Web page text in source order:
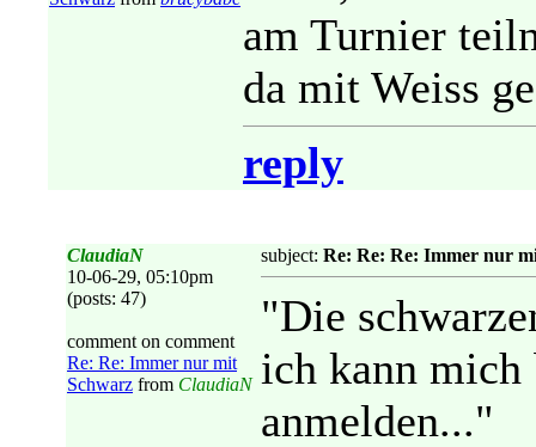
am Turnier
da mit Weiss
reply
ClaudiaN
10-06-29, 05:10pm
(posts: 47)
comment on comment
Re: Re: Immer nur mit
Schwarz from ClaudiaN
subject: Re: Re: Re: Immer nur
"Die
ich kann mich
anmelden..."